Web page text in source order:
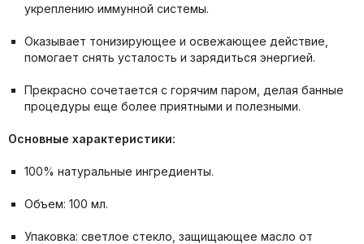
укреплению иммунной системы.
Оказывает тонизирующее и освежающее действие,
помогает снять усталость и зарядиться энергией.
Прекрасно сочетается с горячим паром, делая банные
процедуры еще более приятными и полезными.
Основные характеристики:
100% натуральные ингредиенты.
Объем: 100 мл.
Упаковка: светлое стекло, защищающее масло от